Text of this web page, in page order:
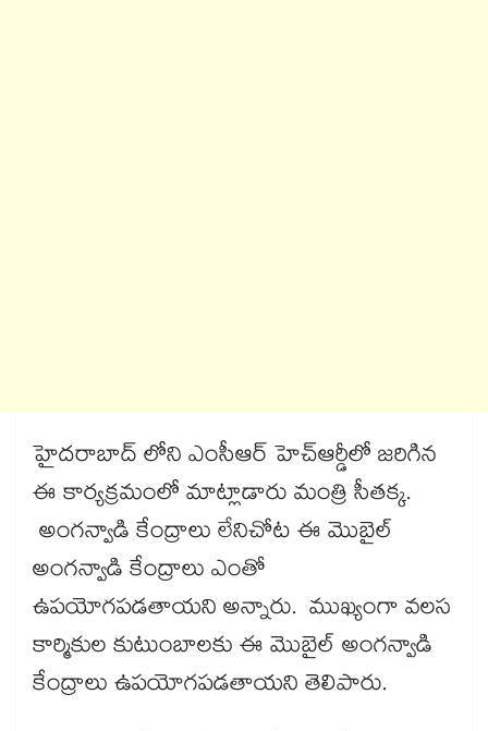
హైదరాబాద్ లోని ఎంసీఆర్ హెచ్ఆర్డీలో జరిగిన
ఈ కార్యక్రమంలో మాట్లాడారు మంత్రి సీతక్క.
అంగన్వాడి కేంద్రాలు లేనిచోట ఈ మొబైల్
అంగన్వాడి కేంద్రాలు ఎంతో
ఉపయోగపడతాయని అన్నారు. ముఖ్యంగా వలస
కార్మికుల కుటుంబాలకు ఈ మొబైల్ అంగన్వాడి
కేంద్రాలు ఉపయోగపడతాయని తెలిపారు.